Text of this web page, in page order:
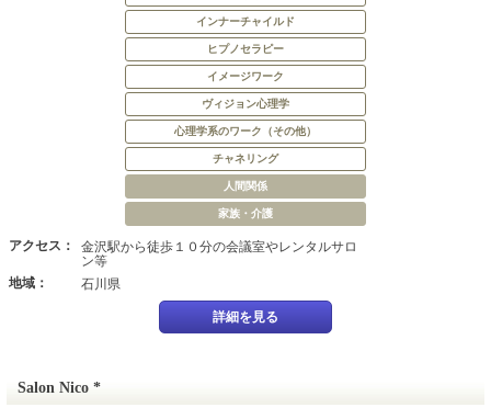
インナーチャイルド
ヒプノセラピー
イメージワーク
ヴィジョン心理学
心理学系のワーク（その他）
チャネリング
人間関係
家族・介護
アクセス：
金沢駅から徒歩１０分の会議室やレンタルサロ
ン等
地域：
石川県
詳細を見る
Salon Nico *